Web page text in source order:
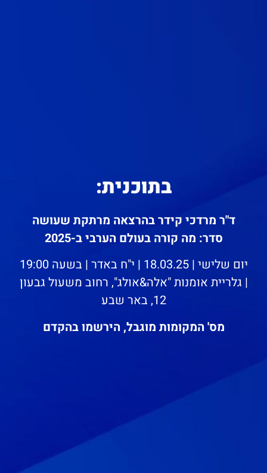
בתוכנית:
ד"ר מרדכי קידר בהרצאה מרתקת שעושה
סדר: מה קורה בעולם הערבי ב-2025
יום שלישי | 18.03.25 | י"ח באדר | בשעה 19:00
| גלריית אומנות "אלה&אולג", רחוב משעול גבעון
12, באר שבע
מס' המקומות מוגבל, הירשמו בהקדם